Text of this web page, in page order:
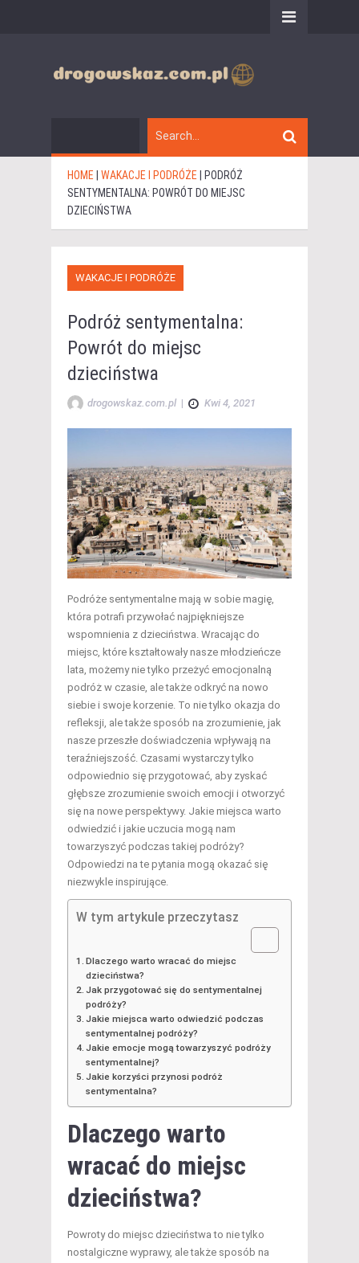
HOME WAKACJE I PODRÓŻE
PODRÓŻ
SENTYMENTALNA: POWRÓT DO MIEJSC
DZIECIŃSTWA
WAKACJE I PODRÓŻE
Podróż sentymentalna:
Powrót do miejsc
dzieciństwa
drogowskaz.com.pl | Kwi 4, 2021
Podróże sentymentalne mają w sobie magię,
która potrafi przywołać najpiękniejsze
wspomnienia z dzieciństwa. Wracając do
miejsc, które kształtowały nasze młodzieńcze
lata, możemy nie tylko przeżyć emocjonalną
podróż w czasie, ale także odkryć na nowo
siebie i swoje korzenie. To nie tylko okazja do
refleksji, ale także sposób na zrozumienie, jak
nasze przeszłe doświadczenia wpływają na
teraźniejszość. Czasami wystarczy tylko
odpowiednio się przygotować, aby zyskać
głębsze zrozumienie swoich emocji i otworzyć
się na nowe perspektywy. Jakie miejsca warto
odwiedzić i jakie uczucia mogą nam
towarzyszyć podczas takiej podróży?
Odpowiedzi na te pytania mogą okazać się
niezwykle inspirujące.
W tym artykule przeczytasz
Dlaczego warto wracać do miejsc
dzieciństwa?
Jak przygotować się do sentymentalnej
podróży?
Jakie miejsca warto odwiedzić podczas
sentymentalnej podróży?
Jakie emocje mogą towarzyszyć podróży
sentymentalnej?
Jakie korzyści przynosi podróż
sentymentalna?
Dlaczego warto
wracać do miejsc
dzieciństwa?
Powroty do miejsc dzieciństwa to nie tylko
nostalgiczne wyprawy, ale także sposób na